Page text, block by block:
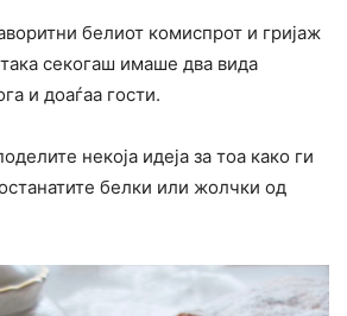
белиот комиспрот и гријаж
секогаш имаше два вида
и доаѓаа гости.
некоја идеја за тоа како ги
белки или жолчки од